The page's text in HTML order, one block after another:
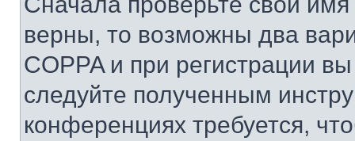
верны, то возможны два
COPPA и при регистрации
следуйте полученным
конференциях требуется,